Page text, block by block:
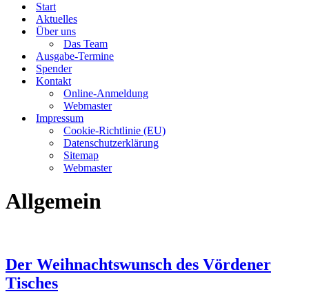
Start
Aktuelles
Über uns
Das Team
Ausgabe-Termine
Spender
Kontakt
Online-Anmeldung
Webmaster
Impressum
Cookie-Richtlinie (EU)
Datenschutzerklärung
Sitemap
Webmaster
Allgemein
Der Weihnachtswunsch des Vördener
Tisches